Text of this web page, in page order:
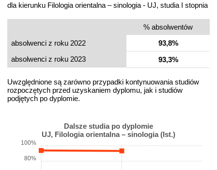
dla kierunku Filologia orientalna – sinologia - UJ, studia I stopnia
% absolwentów
absolwenci z roku 2022
93,8%
absolwenci z roku 2023
93,3%
Uwzględnione są zarówno przypadki kontynuowania studiów
rozpoczętych przed uzyskaniem dyplomu, jak i studiów
podjętych po dyplomie.
Dalsze studia po dyplomie
UJ, Filologia orientalna – sinologia (Ist.)
80%
100%